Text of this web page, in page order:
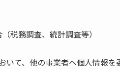
税務調査、統計調査等）
て、他の事業者へ個人情報を